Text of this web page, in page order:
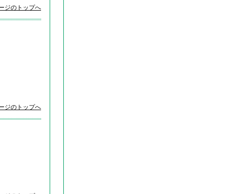
ジのトップへ
ジのトップへ